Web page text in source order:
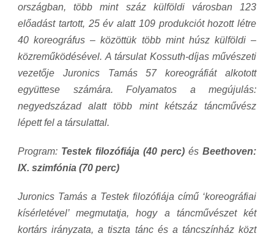
országban, több mint száz külföldi városban 123
előadást tartott, 25 év alatt 109 produkciót hozott létre
40 koreográfus – közöttük több mint húsz külföldi –
közreműködésével. A társulat Kossuth-díjas művészeti
vezetője Juronics Tamás 57 koreográfiát alkotott
együttese számára. Folyamatos a megújulás:
negyedszázad alatt több mint kétszáz táncművész
lépett fel a társulattal.
Program: Testek filozófiája (40 perc) és Beethoven:
IX. szimfónia (70 perc)
Juronics Tamás a Testek filozófiája című ‘koreográfiai
kísérletével’ megmutatja, hogy a táncművészet két
kortárs irányzata, a tiszta tánc és a táncszínház közt